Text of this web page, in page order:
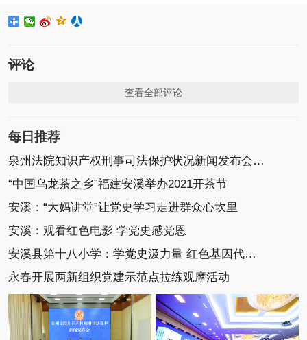
评论
查看全部评论
每日推荐
泉州法院知识产权刑事司法保护状况新闻发布会召开
“中国乌龙茶之乡”福建安溪举办2021开茶节
安溪：“大妈讲堂”让党史学习走进群众心坎里
安溪：观看红色电影 学党史感党恩
安溪县第十八小学：学党史汲力量 红色基因代代传
永春开展两新组织党建示范点拉练观摩活动